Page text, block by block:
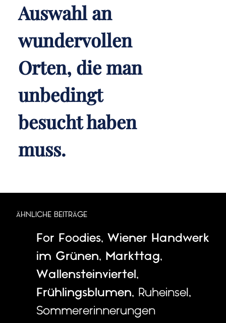
Auswahl an
wundervollen
Orten, die man
unbedingt
besucht haben
muss.
ÄHNLICHE BEITRÄGE
For Foodies, Wiener Handwerk
im Grünen, Markttag,
Wallensteinviertel ,
Frühlingsblumen, Ruheinsel ,
Sommererinnerungen